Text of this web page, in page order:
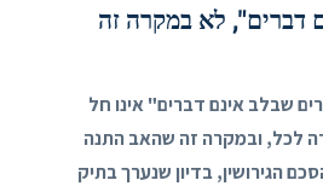
דברים", לא במקרה זה
שבלב אינם דברים" אינו חל
לכל, ובמקרה זה שהאב התנה
הגירושין, בדיון שנערך בתיק